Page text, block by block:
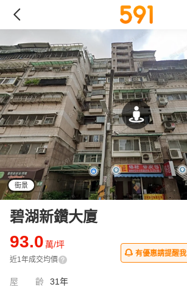
街景
碧湖新鑽大廈
93.0萬/坪
近1年成交均價
有優惠請提醒我
屋齡 31年